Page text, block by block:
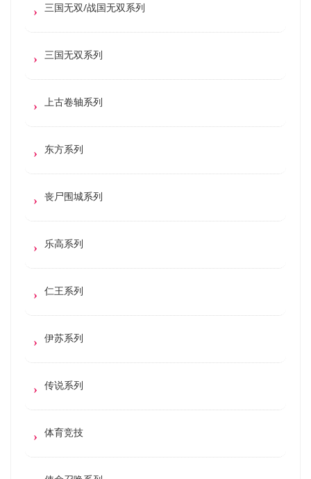
三国无双/战国无双系列
三国无双系列
上古卷轴系列
东方系列
丧尸围城系列
乐高系列
仁王系列
伊苏系列
传说系列
体育竞技